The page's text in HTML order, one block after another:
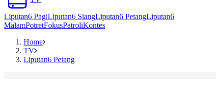
Liputan6 PagiLiputan6 SiangLiputan6 PetangLiputan6
MalamPotretFokusPatroliKontes
Home
TV
Liputan6 Petang